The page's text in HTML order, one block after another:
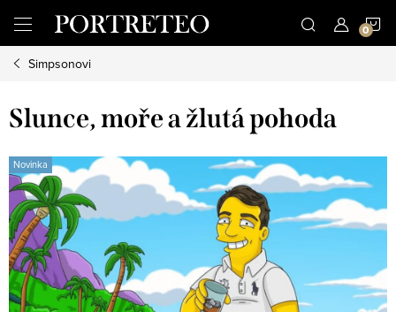
obsah
Simpsonovi
Slunce, moře a žlutá pohoda
Novinka